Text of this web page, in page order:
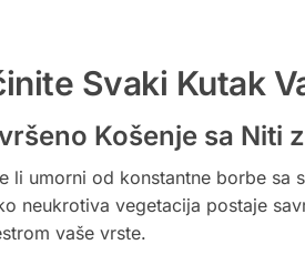
Svaki Kutak
Košenje sa Niti
li umorni od konstantne borbe sa
neukrotiva vegetacija postaje
vaše vrste.